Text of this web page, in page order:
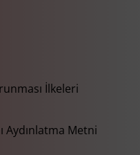
İlkeleri
Aydınlatma Metni